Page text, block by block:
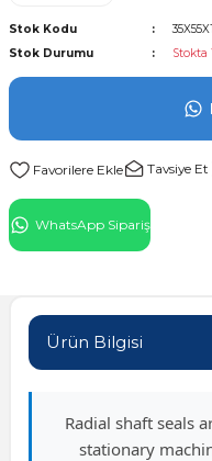
Makaralı Rulman
Stok Kodu
Stok Durumu
Stokta
Tavsiye Et
WhatsApp Sipariş
Ürün Bilgisi
Radial shaft seals
stationary